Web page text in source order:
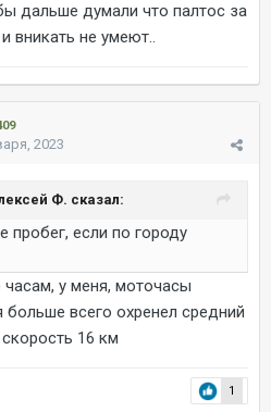
дальше думали что палтос за
вникать не умеют..
2023
Ф. сказал:
пробег, если по городу
у меня, моточасы
больше всего охренел средний
16 км
1